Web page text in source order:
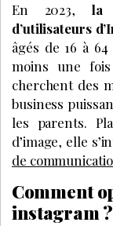
En 2023, la
d’utilisateurs
âgés de 16 à
moins une
cherchent des
business
les parents.
d’image, elle
de
Comment
instagram ?